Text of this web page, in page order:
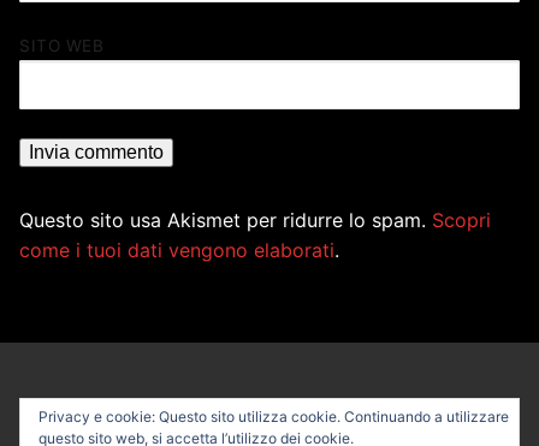
SITO WEB
Questo sito usa Akismet per ridurre lo spam. Scopri
come i tuoi dati vengono elaborati.
Privacy e cookie: Questo sito utilizza cookie. Continuando a utilizzare
questo sito web, si accetta l’utilizzo dei cookie.